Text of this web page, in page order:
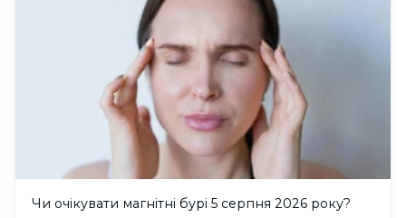
Чи очікувати магнітні бурі 5 серпня 2026 року?